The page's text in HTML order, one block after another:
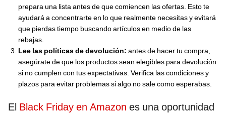
prepara una lista antes de que comiencen las ofertas. Esto te
ayudará a concentrarte en lo que realmente necesitas y evitará
que pierdas tiempo buscando artículos en medio de las
rebajas.
Lee las políticas de devolución: antes de hacer tu compra,
asegúrate de que los productos sean elegibles para devolución
si no cumplen con tus expectativas. Verifica las condiciones y
plazos para evitar problemas si algo no sale como esperabas.
El Black Friday en Amazon es una oportunidad